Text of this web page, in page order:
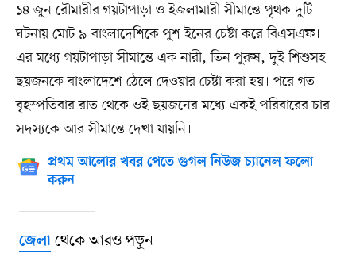
১৪ জুন রৌমারীর গয়টাপাড়া ও ইজলামারী সীমান্তে পৃথক দুটি
ঘটনায় মোট ৯ বাংলাদেশিকে পুশ ইনের চেষ্টা করে বিএসএফ।
এর মধ্যে গয়টাপাড়া সীমান্তে এক নারী, তিন পুরুষ, দুই শিশুসহ
ছয়জনকে বাংলাদেশে ঠেলে দেওয়ার চেষ্টা করা হয়। পরে গত
বৃহস্পতিবার রাত থেকে ওই ছয়জনের মধ্যে একই পরিবারের চার
সদস্যকে আর সীমান্তে দেখা যায়নি।
প্রথম আলোর খবর পেতে গুগল নিউজ চ্যানেল ফলো
করুন
জেলাথেকে আরও পড়ুন